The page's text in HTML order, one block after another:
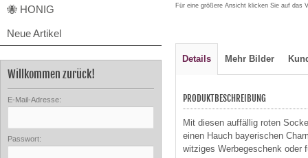
🐝 HONIG
Neue Artikel
Willkommen zurück!
E-Mail-Adresse:
Passwort:
Für eine größere Ansicht klicken Sie auf das
Details Mehr Bilder
PRODUKTBESCHREIBUNG
Mit diesen auffällig roten
einen Hauch bayerischen
witziges Werbegeschenk oder